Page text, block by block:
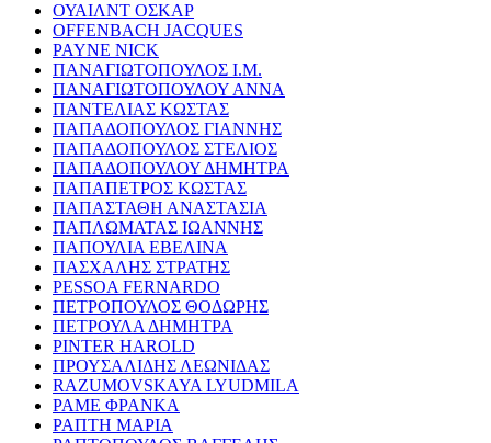
ΟΥΑΙΛΝΤ ΟΣΚΑΡ
OFFENBACH JACQUES
PAYNE NICK
ΠΑΝΑΓΙΩΤΟΠΟΥΛΟΣ Ι.Μ.
ΠΑΝΑΓΙΩΤΟΠΟΥΛΟΥ ΑΝΝΑ
ΠΑΝΤΕΛΙΑΣ ΚΩΣΤΑΣ
ΠΑΠΑΔΟΠΟΥΛΟΣ ΓΙΑΝΝΗΣ
ΠΑΠΑΔΟΠΟΥΛΟΣ ΣΤΕΛΙΟΣ
ΠΑΠΑΔΟΠΟΥΛΟΥ ΔΗΜΗΤΡΑ
ΠΑΠΑΠΕΤΡΟΣ ΚΩΣΤΑΣ
ΠΑΠΑΣΤΑΘΗ ΑΝΑΣΤΑΣΙΑ
ΠΑΠΛΩΜΑΤΑΣ ΙΩΑΝΝΗΣ
ΠΑΠΟΥΛΙΑ ΕΒΕΛΙΝΑ
ΠΑΣΧΑΛΗΣ ΣΤΡΑΤΗΣ
PESSOA FERNARDO
ΠΕΤΡΟΠΟΥΛΟΣ ΘΟΔΩΡΗΣ
ΠΕΤΡΟΥΛΑ ΔΗΜΗΤΡΑ
PINTER HAROLD
ΠΡΟΥΣΑΛΙΔΗΣ ΛΕΩΝΙΔΑΣ
RAZUMOVSKAYA LYUDMILA
ΡΑΜΕ ΦΡΑΝΚΑ
ΡΑΠΤΗ ΜΑΡΙΑ